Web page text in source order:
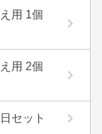
用 1個
用 2個
セット